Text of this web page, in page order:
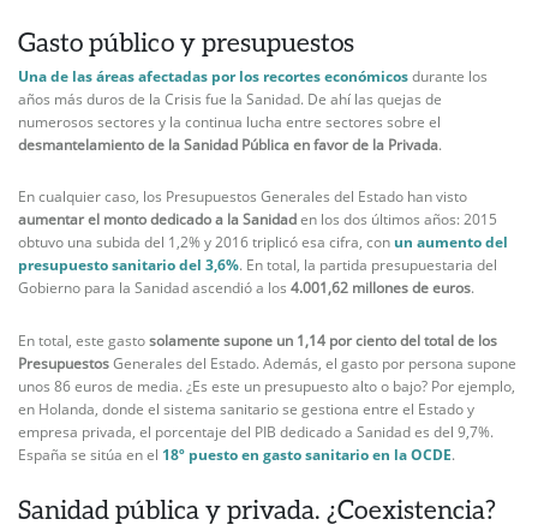
Gasto público y presupuestos
Una de las áreas afectadas por los recortes económicosdurante los
años más duros de la Crisis fue la Sanidad. De ahí las quejas de
numerosos sectores y la continua lucha entre sectores sobre el
desmantelamiento de la Sanidad Pública en favor de la Privada.
En cualquier caso, los Presupuestos Generales del Estado han visto
aumentar el monto dedicado a la Sanidaden los dos últimos años: 2015
obtuvo una subida del 1,2% y 2016 triplicó esa cifra, con un aumento del
presupuesto sanitario del 3,6%. En total, la partida presupuestaria del
Gobierno para la Sanidad ascendió a los 4.001,62 millones de euros.
En total, este gastosolamente supone un 1,14 por ciento del total de los
PresupuestosGenerales del Estado. Además, el gasto por persona supone
unos 86 euros de media. ¿Es este un presupuesto alto o bajo? Por ejemplo,
en Holanda, donde el sistema sanitario se gestiona entre el Estado y
empresa privada, el porcentaje del PIB dedicado a Sanidad es del 9,7%.
España se sitúa en el 18º puesto en gasto sanitario en la OCDE.
Sanidad pública y privada. ¿Coexistencia?